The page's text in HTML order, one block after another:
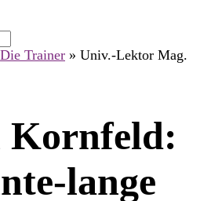
Die Trainer » Univ.-Lektor Mag.
Kornfeld:
lange